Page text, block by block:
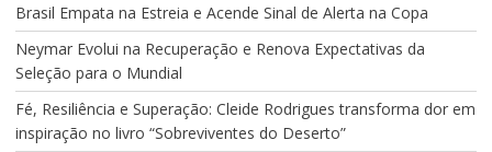
Brasil Empata na Estreia e Acende Sinal de Alerta na Copa
Neymar Evolui na Recuperação e Renova Expectativas da
Seleção para o Mundial
Fé, Resiliência e Superação: Cleide Rodrigues transforma dor em
inspiração no livro “Sobreviventes do Deserto”